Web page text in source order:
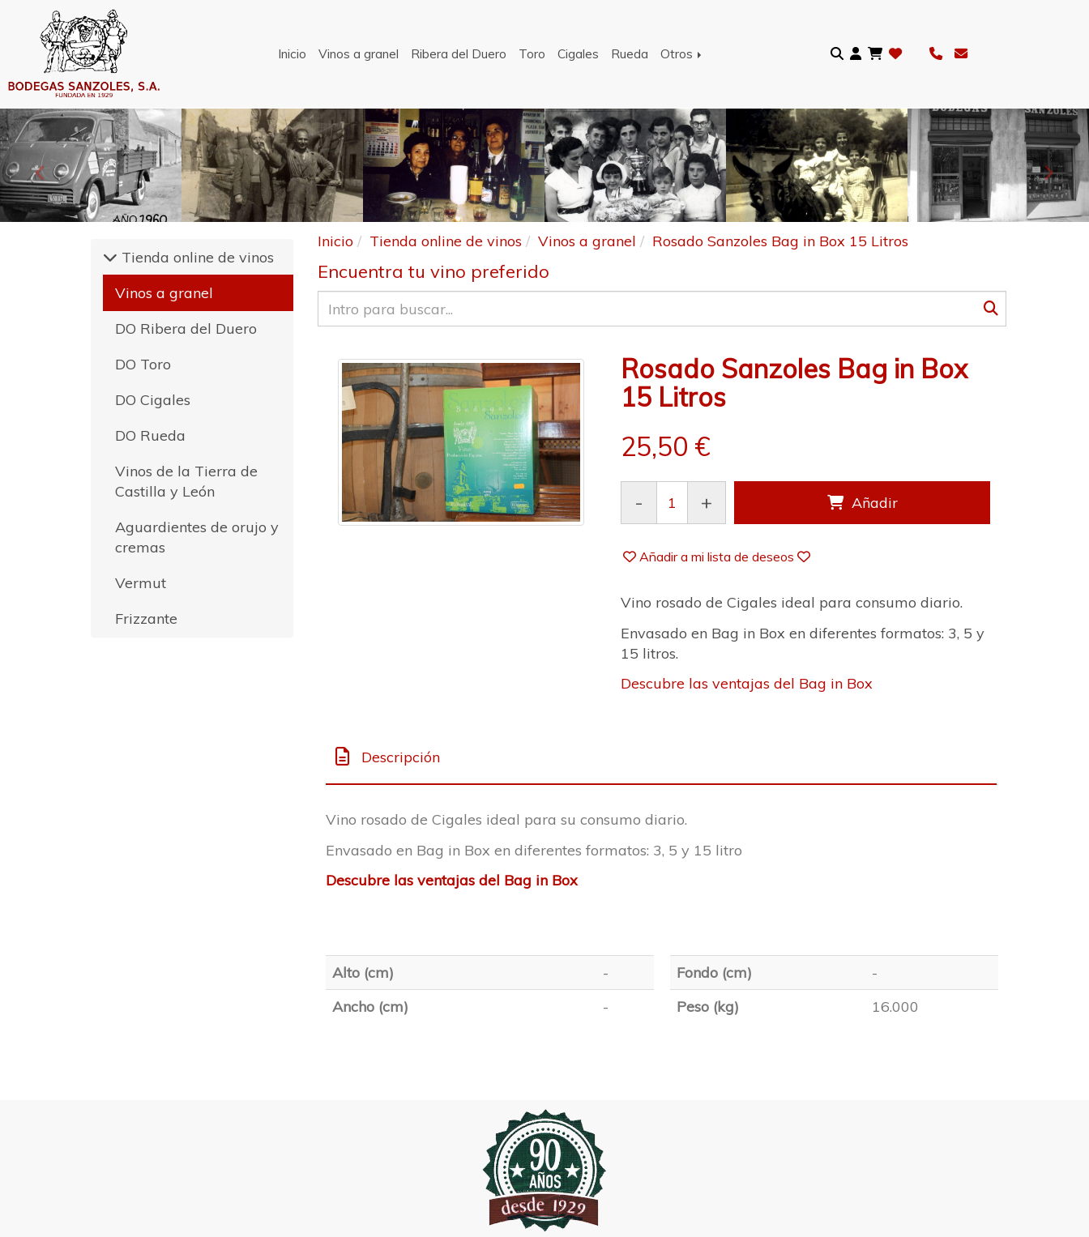
Inicio Vinos a granel Ribera del Duero Toro Cigales Rueda Otros
Anterior
Tienda online de vinos
Vinos a granel
DO Ribera del Duero
DO Toro
DO Cigales
DO Rueda
Vinos de la Tierra de
Castilla y León
Aguardientes de orujo y
cremas
Vermut
Frizzante
Inicio Tienda online de vinos Vinos a granel Rosado Sanzoles Bag in Box 15 Litros
Encuentra tu vino preferido
Rosado Sanzoles Bag in Box
15 Litros
25,50 €
- + Añadir
Añadir a mi lista de deseos
Vino rosado de Cigales ideal para consumo diario.
Envasado en Bag in Box en diferentes formatos: 3, 5 y
15 litros.
Descubre las ventajas del Bag in Box
Descripción
Vino rosado de Cigales ideal para su consumo diario.
Envasado en Bag in Box en diferentes formatos: 3, 5 y 15 litro
Descubre las ventajas del Bag in Box
Alto (cm)
-
Ancho (cm)
-
Fondo (cm)
-
Peso (kg)
16.000